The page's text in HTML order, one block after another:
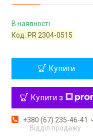
В наявності
Код: PR 2304-0515
Купити
Купити з
+380 (67) 235-46-41
Відділ продажу